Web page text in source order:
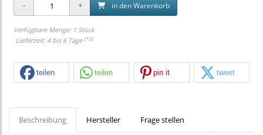
in den Warenkorb
Verfügbare Menge: 1 Stück
Lieferzeit: 4 bis 6 Tage [*2]
teilen teilen pin it tweet
Beschreibung Hersteller Frage stellen